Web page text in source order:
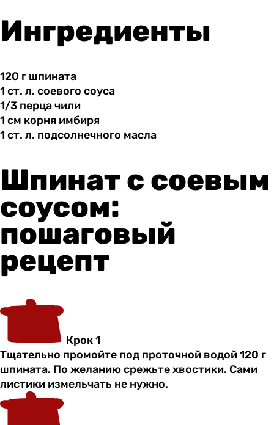
Ингредиенты
120 г шпината
1 ст. л. соевого соуса
1/3 перцачили
1 см корня имбиря
1 ст. л. подсолнечного масла
Шпинат с соевым
соусом:
пошаговый
рецепт
Крок 1
Тщательно промойте под проточной водой 120 г
шпината. По желанию срежьте хвостики. Сами
листики измельчать не нужно.